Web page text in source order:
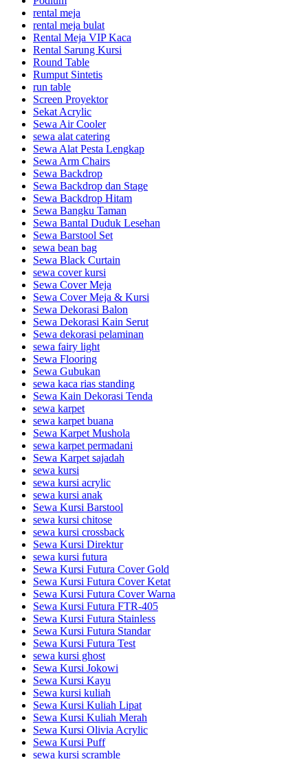
rental meja
rental meja bulat
Rental Meja VIP Kaca
Rental Sarung Kursi
Round Table
Rumput Sintetis
run table
Screen Proyektor
Sekat Acrylic
Sewa Air Cooler
sewa alat catering
Sewa Alat Pesta Lengkap
Sewa Arm Chairs
Sewa Backdrop
Sewa Backdrop dan Stage
Sewa Backdrop Hitam
Sewa Bangku Taman
Sewa Bantal Duduk Lesehan
Sewa Barstool Set
sewa bean bag
Sewa Black Curtain
sewa cover kursi
Sewa Cover Meja
Sewa Cover Meja & Kursi
Sewa Dekorasi Balon
Sewa Dekorasi Kain Serut
Sewa dekorasi pelaminan
sewa fairy light
Sewa Flooring
Sewa Gubukan
sewa kaca rias standing
Sewa Kain Dekorasi Tenda
sewa karpet
sewa karpet buana
Sewa Karpet Mushola
sewa karpet permadani
Sewa Karpet sajadah
sewa kursi
sewa kursi acrylic
sewa kursi anak
Sewa Kursi Barstool
sewa kursi chitose
sewa kursi crossback
Sewa Kursi Direktur
sewa kursi futura
Sewa Kursi Futura Cover Gold
Sewa Kursi Futura Cover Ketat
Sewa Kursi Futura Cover Warna
Sewa Kursi Futura FTR-405
Sewa Kursi Futura Stainless
Sewa Kursi Futura Standar
Sewa Kursi Futura Test
sewa kursi ghost
Sewa Kursi Jokowi
Sewa Kursi Kayu
Sewa kursi kuliah
Sewa Kursi Kuliah Lipat
Sewa Kursi Kuliah Merah
Sewa Kursi Olivia Acrylic
Sewa Kursi Puff
sewa kursi scramble